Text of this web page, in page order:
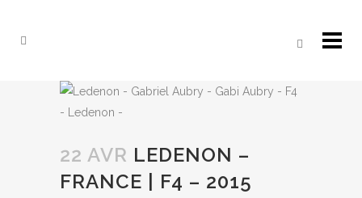
22 AVR LEDENON –
FRANCE | F4 – 2015